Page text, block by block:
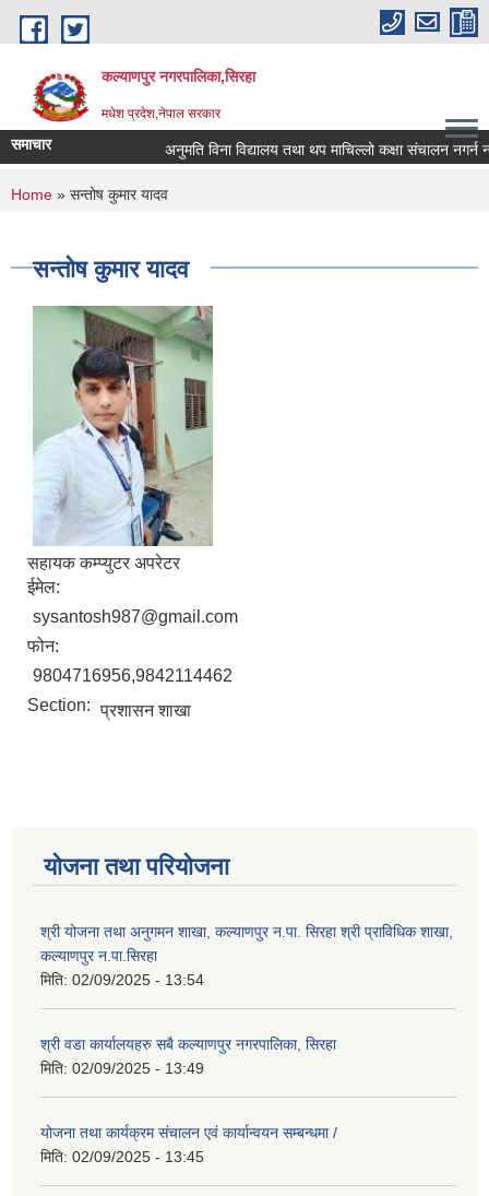
Skip to main content
कल्याणपुर नगरपालिका,सिरहा
मधेश प्रदेश,नेपाल सरकार
समाचार अनुमति विना विद्यालय तथा थप माचिल्लो कक्षा संचालन नगर्न
You are here
Home » सन्तोष कुमार यादव
सन्तोष कुमार यादव
सहायक कम्प्युटर अपरेटर
ईमेल:
sysantosh987@gmail.com
फोन:
9804716956,9842114462
Section: प्रशासन शाखा
योजना तथा परियोजना
श्री योजना तथा अनुगमन शाखा, कल्याणपुर न.पा. सिरहा श्री प्राविधिक शाखा,
कल्याणपुर न.पा.सिरहा
मिति: 02/09/2025 - 13:54
श्री वडा कार्यालयहरु सबै कल्याणपुर नगरपालिका, सिरहा
मिति: 02/09/2025 - 13:49
योजना तथा कार्यक्रम संचालन एवं कार्यान्वयन सम्बन्धमा /
मिति: 02/09/2025 - 13:45